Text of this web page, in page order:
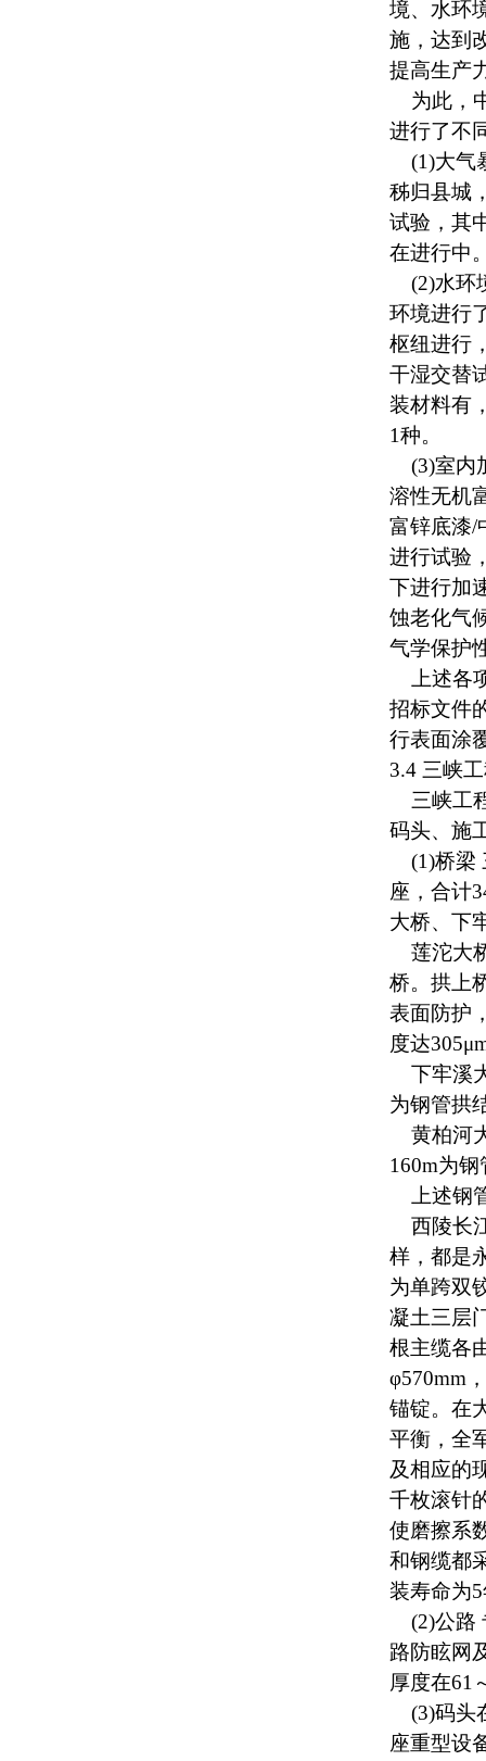
境、水环
施，达到
提高生产
为此，
进行了不
(1)大气
秭归县城
试验，其
在进行中
(2)水环
环境进行
枢纽进行
干湿交替
装材料有
1种。
(3)室内
溶性无机
富锌底漆/
进行试验
下进行加
蚀老化气
气学保护
上述各
招标文件
行表面涂
3.4 三峡
三峡工
码头、施
(1)桥梁
座，合计
大桥、下
莲沱大
桥。拱上
表面防护
度达
下牢溪
为钢管拱
黄柏河
160m为
上述钢
西陵长
样，都是
为单跨双
凝土三层
根主缆各
φ570mm
锚锭。在
平衡，全
及相应的
千枚滚针
使磨擦系
和钢缆都
装寿命为
(2)公路
路防眩网
厚度在61
(3)码头
座重型设